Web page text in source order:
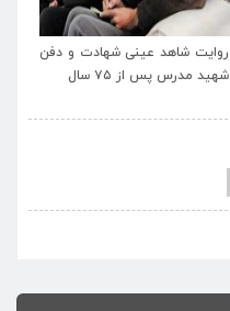
روایت شاهد عینی شهادت و دفن
شهید مدرس پس از ۷۵ سال